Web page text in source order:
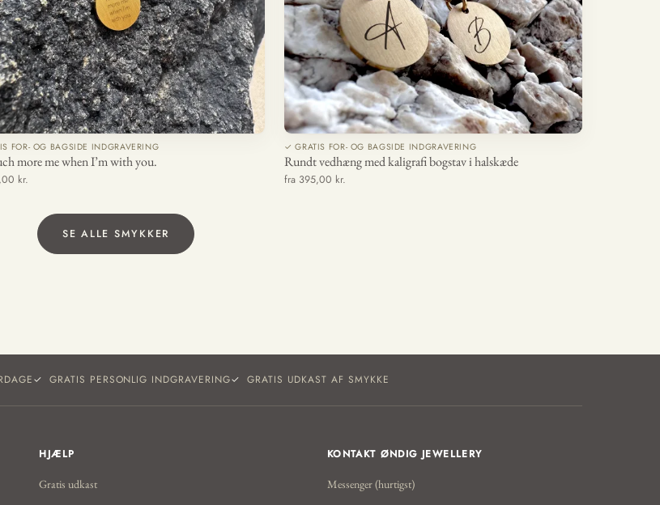
FOR- OG BAGSIDE INDGRAVERING
more me when I’m with you.
kr.
✓ GRATIS FOR- OG BAGSIDE INDGRAVERING
Rundt vedhæng med kaligrafi bogstav i halskæde
fra 395,00 kr.
SE ALLE SMYKKER
GRATIS PERSONLIG INDGRAVERING GRATIS UDKAST AF SMYKKE
HJÆLP
Gratis udkast
KONTAKT ØNDIG JEWELLERY
Messenger (hurtigst)